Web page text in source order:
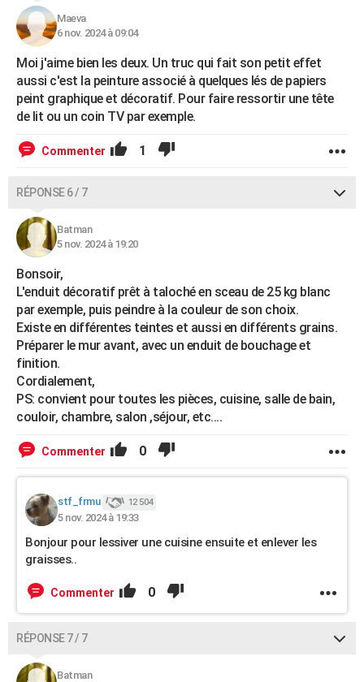
Maeva
6 nov. 2024 à 09:04
Moi j'aime bien les deux. Un truc qui fait son petit effet
aussi c'est la peinture associé à quelques lés de papiers
peint graphique et décoratif. Pour faire ressortir une tête
de lit ou un coin TV par exemple.
Commenter 1
RÉPONSE 6 / 7
Batman
5 nov. 2024 à 19:20
Bonsoir,
L'enduit décoratif prêt à taloché en sceau de 25 kg blanc
par exemple, puis peindre à la couleur de son choix.
Existe en différentes teintes et aussi en différents grains.
Préparer le mur avant, avec un enduit de bouchage et
finition.
Cordialement,
PS: convient pour toutes les pièces, cuisine, salle de bain,
couloir, chambre, salon ,séjour, etc....
Commenter 0
stf_frmu 12 504
5 nov. 2024 à 19:33
Bonjour pour lessiver une cuisine ensuite et enlever les
graisses..
Commenter 0
RÉPONSE 7 / 7
Batman